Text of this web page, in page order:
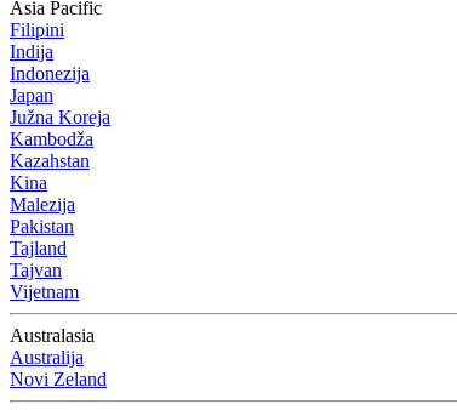
Asia Pacific
Filipini
Indija
Indonezija
Japan
Južna Koreja
Kambodža
Kazahstan
Kina
Malezija
Pakistan
Tajland
Tajvan
Vijetnam
Australasia
Australija
Novi Zeland